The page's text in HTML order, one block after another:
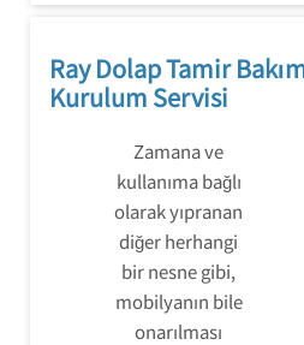
Ray Dolap Tamir
Kurulum Servisi
Zamana ve
kullanıma bağlı
olarak yıpranan
diğer herhangi
bir nesne gibi,
mobilyanın bile
onarılması